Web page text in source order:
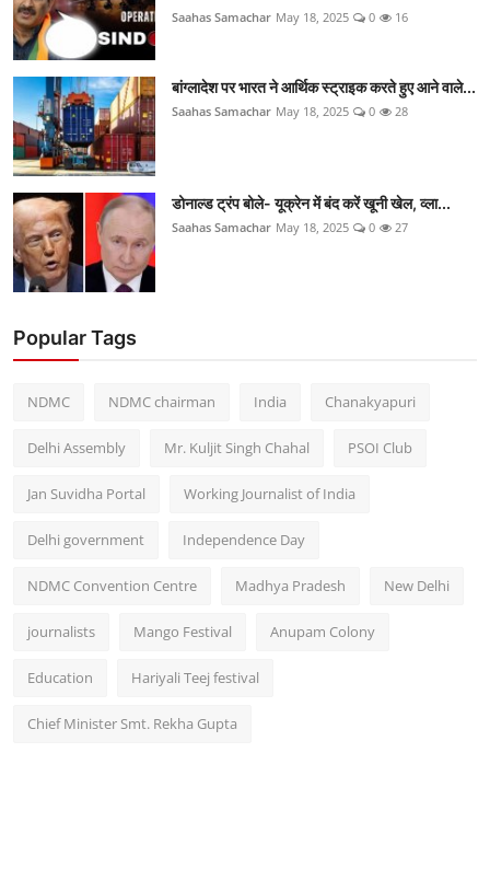
Saahas Samachar May 18, 2025 0 16
बांग्लादेश पर भारत ने आर्थिक स्ट्राइक करते हुए आने वाले...
Saahas Samachar May 18, 2025 0 28
डोनाल्ड ट्रंप बोले- यूक्रेन में बंद करें खूनी खेल, व्ला...
Saahas Samachar May 18, 2025 0 27
Popular Tags
NDMC NDMC chairman India Chanakyapuri
Delhi Assembly Mr. Kuljit Singh Chahal PSOI Club
Jan Suvidha Portal Working Journalist of India
Delhi government Independence Day
NDMC Convention Centre Madhya Pradesh New Delhi
journalists Mango Festival Anupam Colony
Education Hariyali Teej festival
Chief Minister Smt. Rekha Gupta